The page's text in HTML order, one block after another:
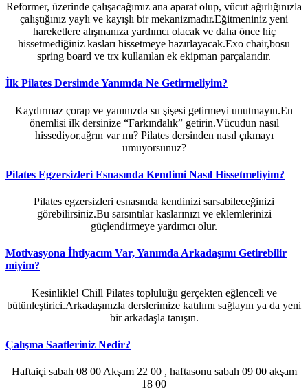
Reformer, üzerinde çalışacağımız ana aparat olup, vücut ağırlığınızla
çalıştığınız yaylı ve kayışlı bir mekanizmadır.Eğitmeniniz yeni
hareketlere alışmanıza yardımcı olacak ve daha önce hiç
hissetmediğiniz kasları hissetmeye hazırlayacak.Exo chair,bosu
spring board ve trx kullanılan ek ekipman parçalarıdır.
İlk Pilates Dersimde Yanımda Ne Getirmeliyim?
Kaydırmaz çorap ve yanınızda su şişesi getirmeyi unutmayın.En
önemlisi ilk dersinize “Farkındalık” getirin.Vücudun nasıl
hissediyor,ağrın var mı? Pilates dersinden nasıl çıkmayı
umuyorsunuz?
Pilates Egzersizleri Esnasında Kendimi Nasıl Hissetmeliyim?
Pilates egzersizleri esnasında kendinizi sarsabileceğinizi
görebilirsiniz.Bu sarsıntılar kaslarınızı ve eklemlerinizi
güçlendirmeye yardımcı olur.
Motivasyona İhtiyacım Var, Yanımda Arkadaşımı Getirebilir
miyim?
Kesinlikle! Chill Pilates topluluğu gerçekten eğlenceli ve
bütünleştirici.Arkadaşınızla derslerimize katılımı sağlayın ya da yeni
bir arkadaşla tanışın.
Çalışma Saatleriniz Nedir?
Haftaiçi sabah 08 00 Akşam 22 00 , haftasonu sabah 09 00 akşam
18 00